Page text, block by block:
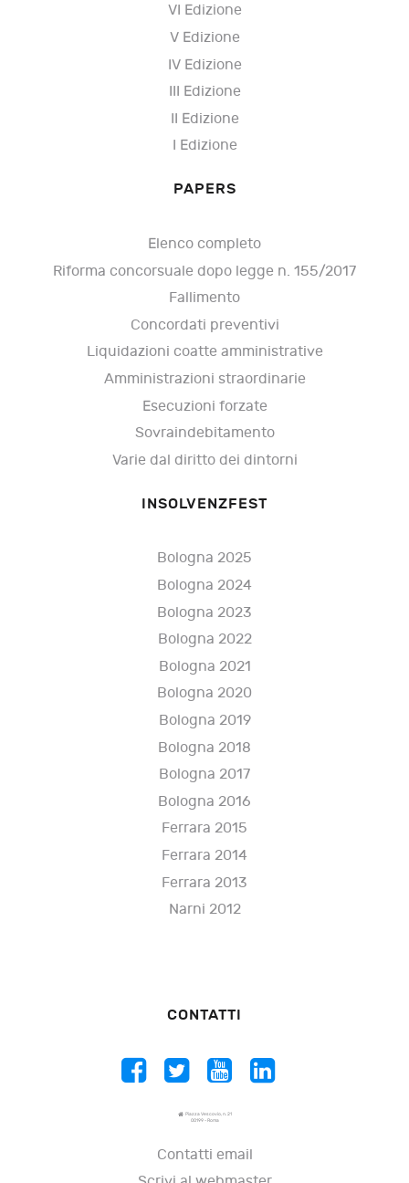
VI Edizione
V Edizione
IV Edizione
III Edizione
II Edizione
I Edizione
PAPERS
Elenco completo
Riforma concorsuale dopo legge n. 155/2017
Fallimento
Concordati preventivi
Liquidazioni coatte amministrative
Amministrazioni straordinarie
Esecuzioni forzate
Sovraindebitamento
Varie dal diritto dei dintorni
INSOLVENZFEST
Bologna 2025
Bologna 2024
Bologna 2023
Bologna 2022
Bologna 2021
Bologna 2020
Bologna 2019
Bologna 2018
Bologna 2017
Bologna 2016
Ferrara 2015
Ferrara 2014
Ferrara 2013
Narni 2012
CONTATTI
Piazza Vescovio, n. 21
00199 - Roma
Contatti email